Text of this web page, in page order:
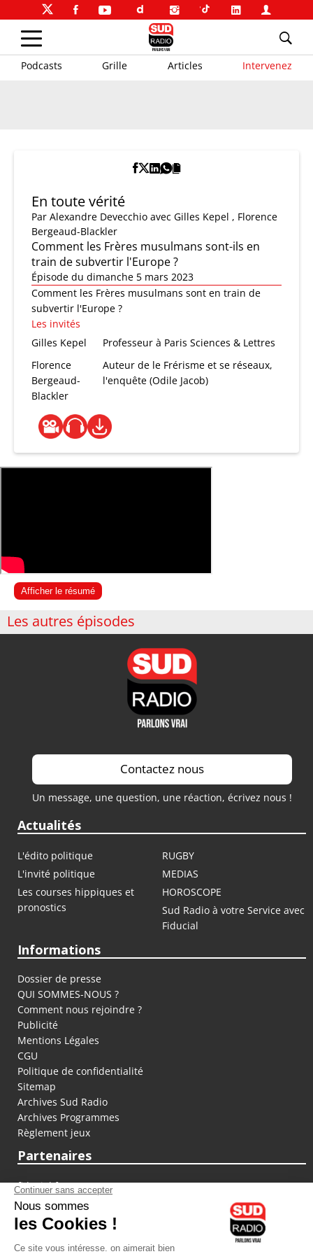
Podcasts Grille Articles Intervenez
En toute vérité
Par Alexandre Devecchio avec Gilles Kepel , Florence
Bergeaud-Blackler
Comment les Frères musulmans sont-ils en
train de subvertir l'Europe ?
Épisode du dimanche 5 mars 2023
Comment les Frères musulmans sont en train de
subvertir l'Europe ?
Les invités
Gilles Kepel
Professeur à Paris Sciences & Lettres
Florence
Bergeaud-
Blackler
Auteur de le Frérisme et se réseaux,
l'enquête (Odile Jacob)
Afficher le résumé
Les autres épisodes
Contactez nous
Un message, une question, une réaction, écrivez nous !
Actualités
L'édito politique
RUGBY
L'invité politique
MEDIAS
Les courses hippiques et
pronostics
HOROSCOPE
Sud Radio à votre Service avec
Fiducial
Informations
Dossier de presse
QUI SOMMES-NOUS ?
Comment nous rejoindre ?
Publicité
Mentions Légales
CGU
Politique de confidentialité
Sitemap
Archives Sud Radio
Archives Programmes
Règlement jeux
Partenaires
fiducial.fr
lyoncapitale.fr
olympique-et-lyonnais.com
L'application Iphone / Android